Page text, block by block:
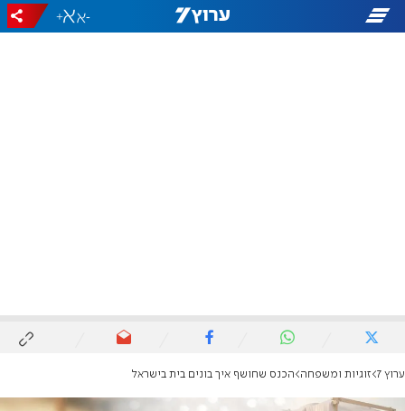
-
+
ערוץ 7 זוגיות ומשפחה הכנס שחושף איך בונים בית בישראל